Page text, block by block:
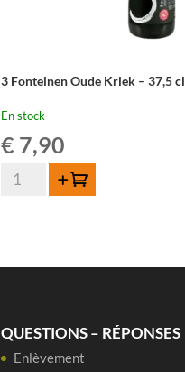
3 Fonteinen Oude Kriek – 37,5 cl
En stock
€ 7,90
quantité
cl
Ajouter au panier
QUESTIONS – RÉPONSES
Enlèvement